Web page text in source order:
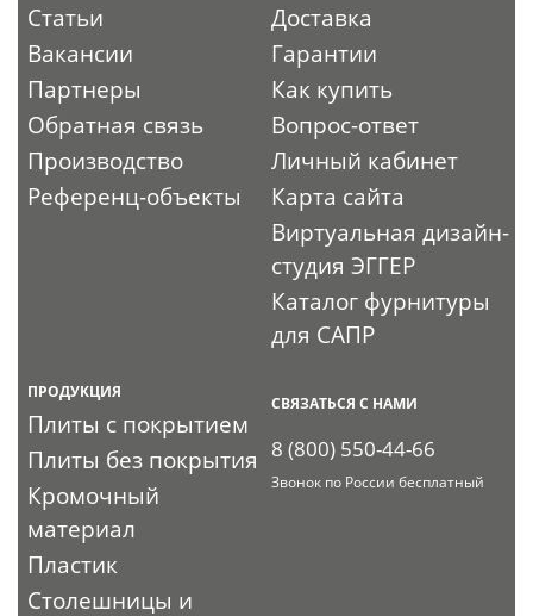
Статьи
Вакансии
Партнеры
Обратная связь
Производство
Референц-объекты
Доставка
Гарантии
Как купить
Вопрос-ответ
Личный кабинет
Карта сайта
Виртуальная дизайн-
студия ЭГГЕР
Каталог фурнитуры
для САПР
ПРОДУКЦИЯ
Плиты с покрытием
Плиты без покрытия
Кромочный
материал
Пластик
Столешницы и
СВЯЗАТЬСЯ С НАМИ
8 (800) 550-44-66
Звонок по России бесплатный